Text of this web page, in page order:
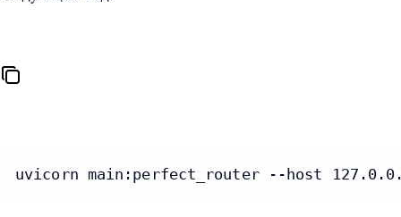
uvicorn main:perfect_router --host